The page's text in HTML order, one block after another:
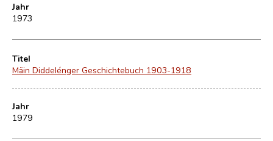
Jahr
1973
Titel
Mäin Diddelénger Geschichtebuch 1903-1918
Jahr
1979